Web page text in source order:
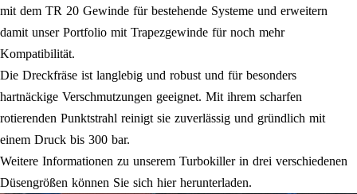
mit dem TR 20 Gewinde für bestehende Systeme und erweitern
damit unser Portfolio mit Trapezgewinde für noch mehr
Kompatibilität.
Die Dreckfräse ist langlebig und robust und für besonders
hartnäckige Verschmutzungen geeignet. Mit ihrem scharfen
rotierenden Punktstrahl reinigt sie zuverlässig und gründlich mit
einem Druck bis 300 bar.
Weitere Informationen zu unserem Turbokiller in drei verschiedenen
Düsengrößen können Sie sich hier herunterladen.